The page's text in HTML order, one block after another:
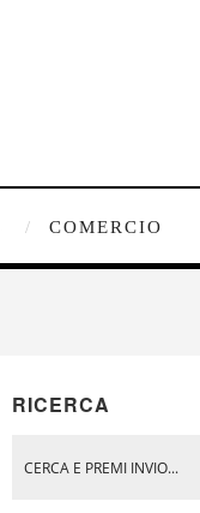
COMERCIO
RICERCA